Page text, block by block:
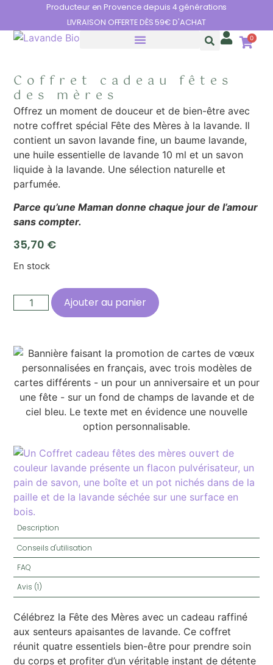
Producteur en Provence depuis 4 générations
LIVRAISON OFFERTE DÈS 59€ D'ACHAT
0
Description
Conseils d'utilisation
FAQ
Avis (1)
Célébrez la Fête des Mères avec un cadeau raffiné
aux senteurs apaisantes de lavande. Ce coffret
réunit quatre essentiels bien-être pour prendre soin
du corps et profiter d’un véritable instant de détente
Coffret cadeau fêtes
des mères
Offrez un moment de douceur et de bien-être avec
notre coffret spécial Fête des Mères à la lavande. Il
contient un savon lavande fine, un baume lavande,
une huile essentielle de lavande 10 ml et un savon
liquide à la lavande. Une sélection naturelle et
parfumée.
Parce qu’une Maman donne chaque jour de l’amour
sans compter.
35,70 €
En stock
Ajouter au panier
Panneau de gestion des cookies